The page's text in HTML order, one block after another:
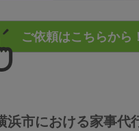
浜市における家事代